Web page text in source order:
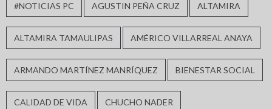
#NOTICIAS PC AGUSTIN PEÑA CRUZ ALTAMIRA
ALTAMIRA TAMAULIPAS AMÉRICO VILLARREAL ANAYA
ARMANDO MARTÍNEZ MANRÍQUEZ BIENESTAR SOCIAL
CALIDAD DE VIDA CHUCHO NADER